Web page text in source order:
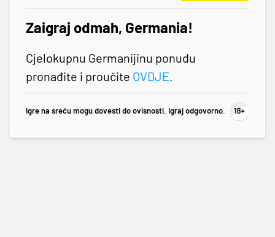
Zaigraj odmah, Germania!
Cjelokupnu Germanijinu ponudu
pronađite i proučite OVDJE.
Igre na sreću mogu dovesti do ovisnosti. Igraj odgovorno.